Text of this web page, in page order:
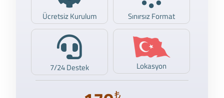
Ücretsiz Kurulum Sınırsız Format
7/24 Destek Lokasyon